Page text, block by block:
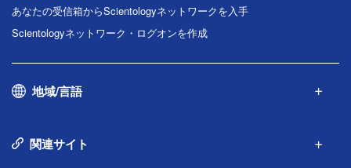
あなたの受信箱からScientologyネットワークを入手
Scientologyネットワーク・ログオンを作成
地域/言語
関連サイト